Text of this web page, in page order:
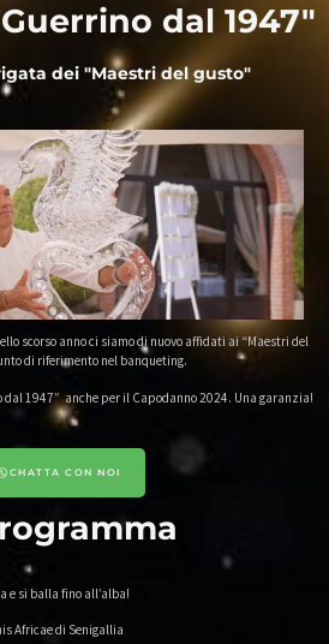
dal 1947"
dei "Maestri del gusto"
scorso anno ci siamo di nuovo affidati ai “Maestri del
di riferimento nel banqueting.
1947” anche per il Capodanno 2024. Una garanzia!
CHATTA CON NOI
e si balla fino all’alba!
Africae di Senigallia